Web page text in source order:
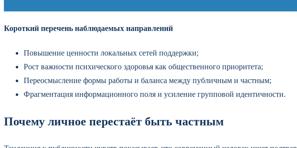
Короткий перечень наблюдаемых направлений
Повышение ценности локальных сетей поддержки;
Рост важности психического здоровья как общественного приоритета;
Переосмысление формы работы и баланса между публичным и частным;
Фрагментация информационного поля и усиление групповой идентичности.
Почему личное перестаёт быть частным